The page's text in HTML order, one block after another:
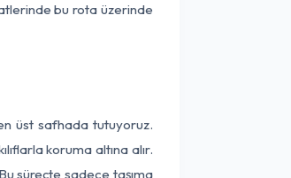
bu rota üzerinde
üst safhada tutuyoruz.
koruma altına alır.
süreçte sadece taşıma